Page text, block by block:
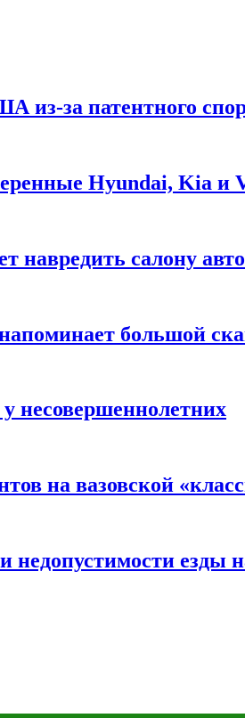
из-за патентного
Hyundai, Kia и
навредить салону
большой
несовершеннолетних
на вазовской
езды